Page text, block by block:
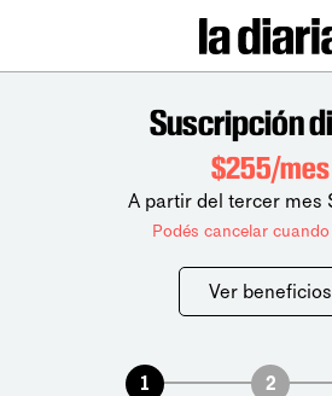
Suscripción
$255/mes
A partir del tercer mes
Podés cancelar
Ver beneficios
1 2